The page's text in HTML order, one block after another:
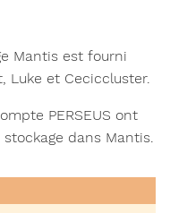
Mantis est fourni
Luke et Ceciccluster.
PERSEUS ont
dans Mantis.